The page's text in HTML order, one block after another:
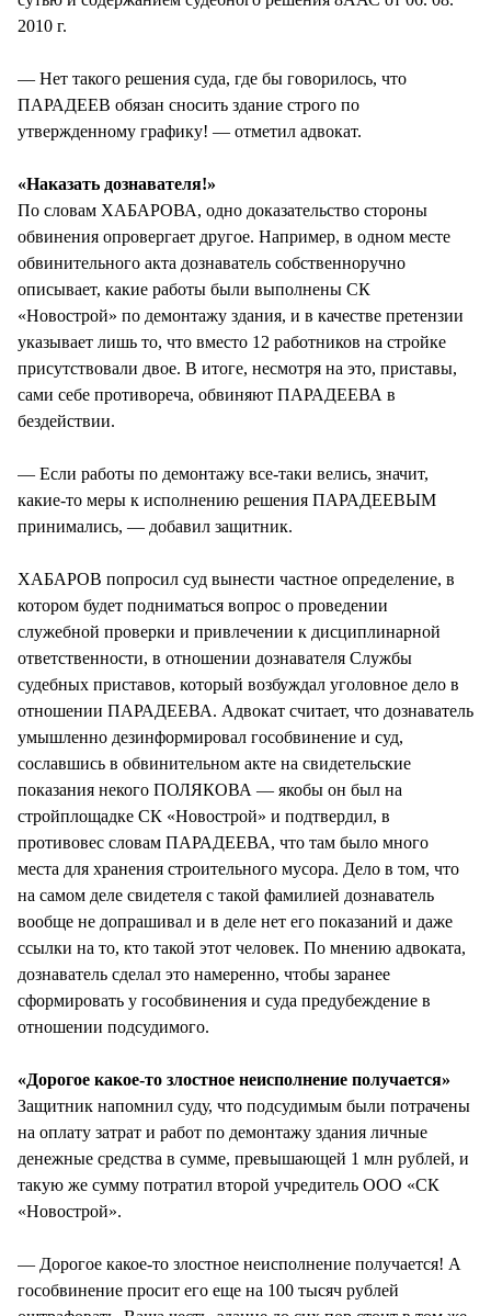
2010 г.
— Нет такого решения суда, где бы говорилось, что
ПАРАДЕЕВ обязан сносить здание строго по
утвержденному графику! — отметил адвокат.
«Наказать дознавателя!»
По словам ХАБАРОВА, одно доказательство стороны
обвинения опровергает другое. Например, в одном месте
обвинительного акта дознаватель собственноручно
описывает, какие работы были выполнены СК
«Новострой» по демонтажу здания, и в качестве претензии
указывает лишь то, что вместо 12 работников на стройке
присутствовали двое. В итоге, несмотря на это, приставы,
сами себе противореча, обвиняют ПАРАДЕЕВА в
бездействии.
— Если работы по демонтажу все-таки велись, значит,
какие-то меры к исполнению решения ПАРАДЕЕВЫМ
принимались, — добавил защитник.
ХАБАРОВ попросил суд вынести частное определение, в
котором будет подниматься вопрос о проведении
служебной проверки и привлечении к дисциплинарной
ответственности, в отношении дознавателя Службы
судебных приставов, который возбуждал уголовное дело в
отношении ПАРАДЕЕВА. Адвокат считает, что дознаватель
умышленно дезинформировал гособвинение и суд,
сославшись в обвинительном акте на свидетельские
показания некого ПОЛЯКОВА — якобы он был на
стройплощадке СК «Новострой» и подтвердил, в
противовес словам ПАРАДЕЕВА, что там было много
места для хранения строительного мусора. Дело в том, что
на самом деле свидетеля с такой фамилией дознаватель
вообще не допрашивал и в деле нет его показаний и даже
ссылки на то, кто такой этот человек. По мнению адвоката,
дознаватель сделал это намеренно, чтобы заранее
сформировать у гособвинения и суда предубеждение в
отношении подсудимого.
«Дорогое какое-то злостное неисполнение получается»
Защитник напомнил суду, что подсудимым были потрачены
на оплату затрат и работ по демонтажу здания личные
денежные средства в сумме, превышающей 1 млн рублей, и
такую же сумму потратил второй учредитель ООО «СК
«Новострой».
— Дорогое какое-то злостное неисполнение получается! А
гособвинение просит его еще на 100 тысяч рублей